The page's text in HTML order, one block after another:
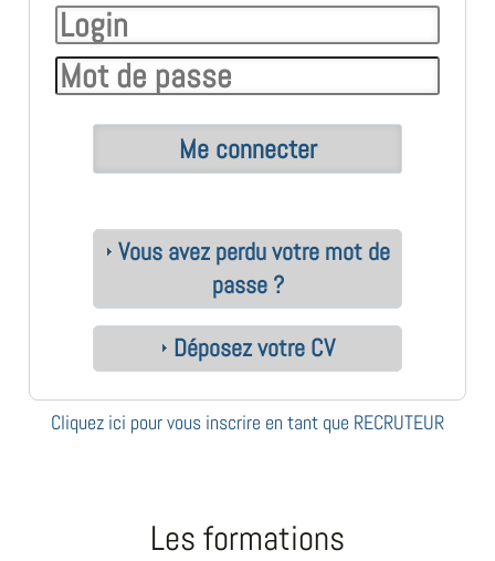
Vous avez perdu votre mot de
passe ?
Déposez votre CV
Cliquez ici pour vous inscrire en tant que RECRUTEUR
Les formations